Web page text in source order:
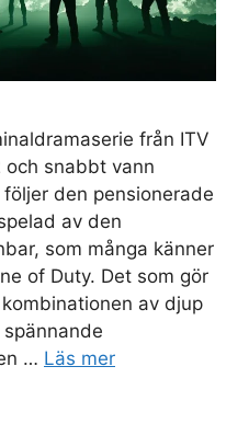
från ITV
och snabbt vann
den pensionerade
av den
som många känner
of Duty. Det som gör
av djup
… Läs mer